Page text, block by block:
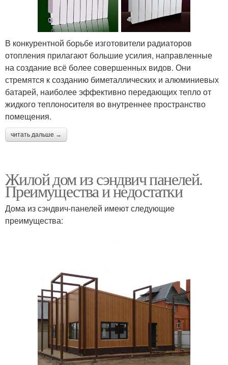
В конкурентной борьбе изготовители радиаторов
отопления прилагают большие усилия, направленные
на создание всё более совершенных видов. Они
стремятся к созданию биметаллических и алюминиевых
батарей, наиболее эффективно передающих тепло от
жидкого теплоносителя во внутреннее пространство
помещения.
читать дальше →
Жилой дом из сэндвич панелей.
Преимущества и недостатки
Дома из сэндвич-панелей имеют следующие
преимущества: